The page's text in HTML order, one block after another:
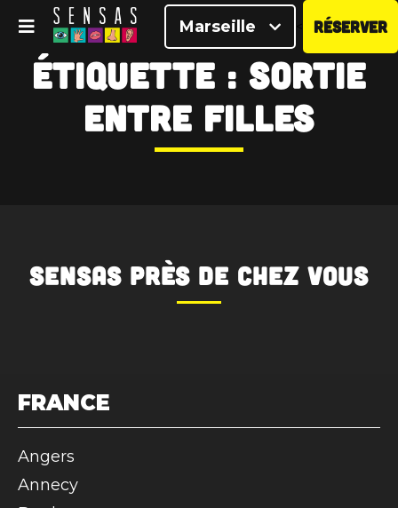
Marseille RÉSERVER
Étiquette : sortie
entre filles
SENSAS près de chez vous
FRANCE
Angers
Annecy